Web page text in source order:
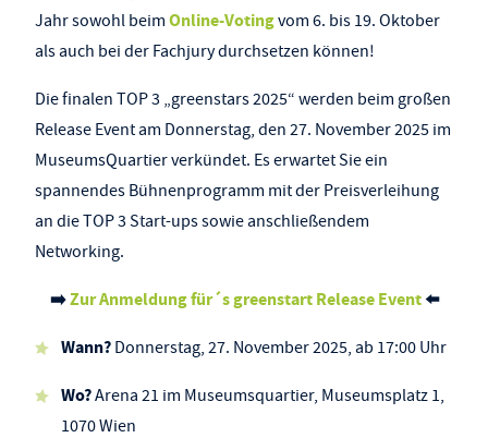
Jahr sowohl beim Online-Votingvom 6. bis 19. Oktober
als auch bei der Fachjury durchsetzen können!
Die finalen TOP 3 „greenstars 2025“ werden beim großen
Release Event am Donnerstag, den 27. November 2025 im
MuseumsQuartier verkündet. Es erwartet Sie ein
spannendes Bühnenprogramm mit der Preisverleihung
an die TOP 3 Start-ups sowie anschließendem
Networking.
➡️Zur Anmeldung für´s greenstart Release Event⬅️
Wann? Donnerstag, 27. November 2025, ab 17:00 Uhr
Wo?Arena 21 im Museumsquartier, Museumsplatz 1,
1070 Wien